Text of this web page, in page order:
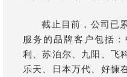
截止目前，公司已累
服务的品牌客户包括
利、苏泊尔、九阳、飞
乐天、日本万代、好慷